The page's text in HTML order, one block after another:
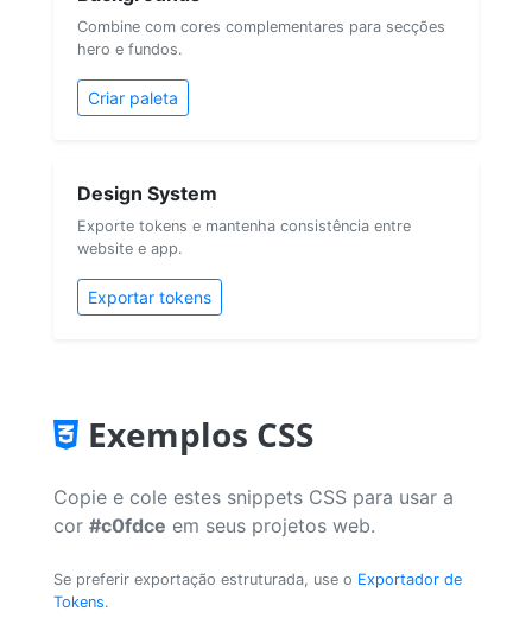
Combine com cores complementares para secções
hero e fundos.
Criar paleta
Design System
Exporte tokens e mantenha consistência entre
website e app.
Exportar tokens
Exemplos CSS
Copie e cole estes snippets CSS para usar a
cor #c0fdce em seus projetos web.
Se preferir exportação estruturada, use o Exportador de
Tokens.